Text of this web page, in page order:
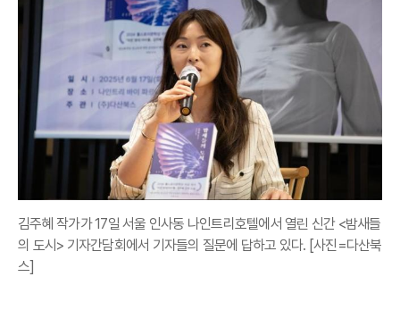
김주혜 작가가 17일 서울 인사동 나인트리호텔에서 열린 신간 <밤새들
의 도시> 기자간담회에서 기자들의 질문에 답하고 있다. [사진=다산북
스]